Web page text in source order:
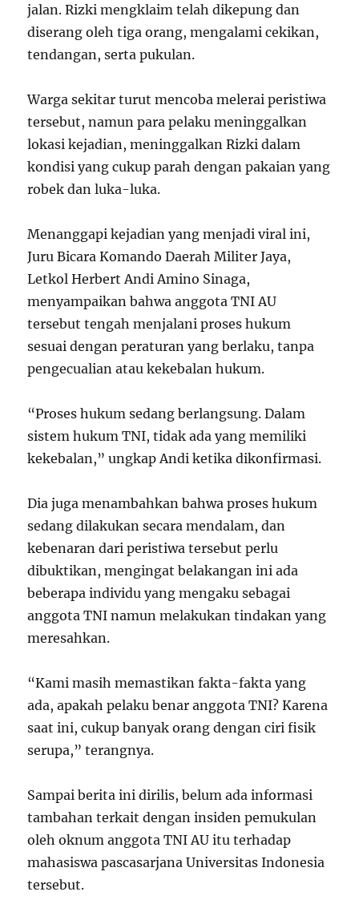
jalan. Rizki mengklaim telah dikepung dan
diserang oleh tiga orang, mengalami cekikan,
tendangan, serta pukulan.
Warga sekitar turut mencoba melerai peristiwa
tersebut, namun para pelaku meninggalkan
lokasi kejadian, meninggalkan Rizki dalam
kondisi yang cukup parah dengan pakaian yang
robek dan luka-luka.
Menanggapi kejadian yang menjadi viral ini,
Juru Bicara Komando Daerah Militer Jaya,
Letkol Herbert Andi Amino Sinaga,
menyampaikan bahwa anggota TNI AU
tersebut tengah menjalani proses hukum
sesuai dengan peraturan yang berlaku, tanpa
pengecualian atau kekebalan hukum.
“Proses hukum sedang berlangsung. Dalam
sistem hukum TNI, tidak ada yang memiliki
kekebalan,” ungkap Andi ketika dikonfirmasi.
Dia juga menambahkan bahwa proses hukum
sedang dilakukan secara mendalam, dan
kebenaran dari peristiwa tersebut perlu
dibuktikan, mengingat belakangan ini ada
beberapa individu yang mengaku sebagai
anggota TNI namun melakukan tindakan yang
meresahkan.
“Kami masih memastikan fakta-fakta yang
ada, apakah pelaku benar anggota TNI? Karena
saat ini, cukup banyak orang dengan ciri fisik
serupa,” terangnya.
Sampai berita ini dirilis, belum ada informasi
tambahan terkait dengan insiden pemukulan
oleh oknum anggota TNI AU itu terhadap
mahasiswa pascasarjana Universitas Indonesia
tersebut.